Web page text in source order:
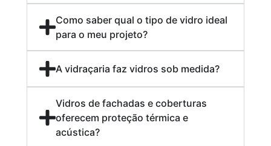
Como saber qual o tipo de vidro ideal
para o meu projeto?
A vidraçaria faz vidros sob medida?
Vidros de fachadas e coberturas
oferecem proteção térmica e
acústica?